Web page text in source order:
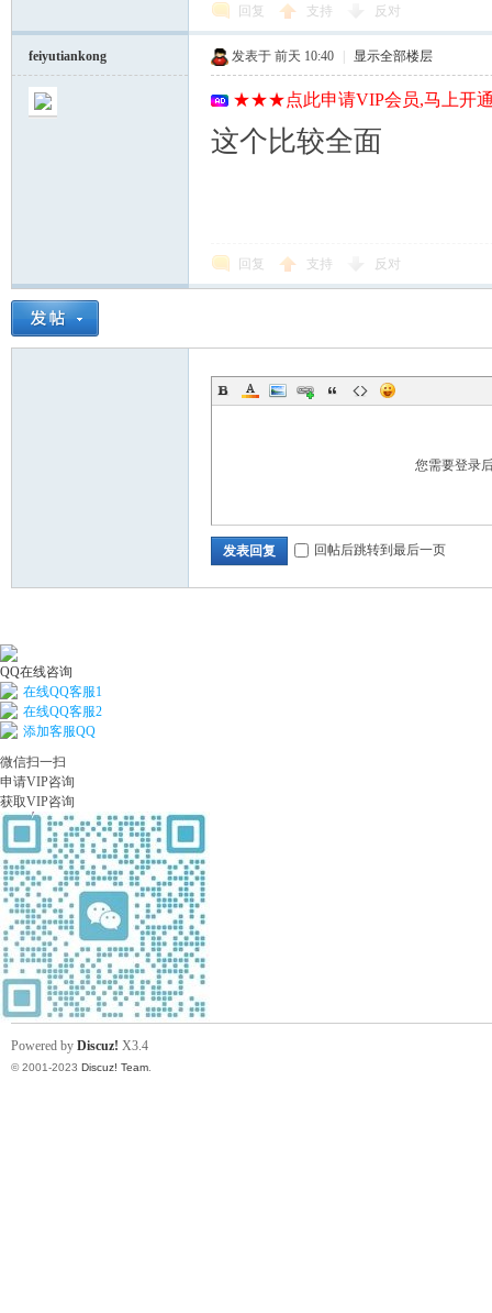
回复 支持 反对
feiyutiankong 发表于 前天 10:40 显示全部楼层
★★★点此申请VIP会员,马上开
这个比较全面
回复 支持 反对
您需要登录
发表回复 回帖后跳转到最后一页
QQ在线咨询
在线QQ客服1
在线QQ客服2
添加客服QQ
微信扫一扫
申请VIP咨询
获取VIP咨询
Powered by Discuz! X3.4
© 2001-2023 Discuz! Team